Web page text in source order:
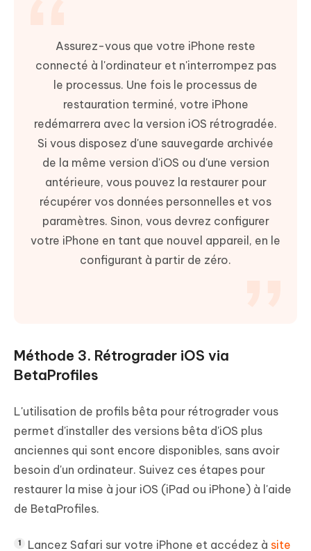
Assurez-vous que votre iPhone reste
connecté à l'ordinateur et n'interrompez pas
le processus. Une fois le processus de
restauration terminé, votre iPhone
redémarrera avec la version iOS rétrogradée.
Si vous disposez d'une sauvegarde archivée
de la même version d'iOS ou d'une version
antérieure, vous pouvez la restaurer pour
récupérer vos données personnelles et vos
paramètres. Sinon, vous devrez configurer
votre iPhone en tant que nouvel appareil, en le
configurant à partir de zéro.
Méthode 3. Rétrograder iOS via
BetaProfiles
L'utilisation de profils bêta pour rétrograder vous
permet d'installer des versions bêta d'iOS plus
anciennes qui sont encore disponibles, sans avoir
besoin d'un ordinateur. Suivez ces étapes pour
restaurer la mise à jour iOS (iPad ou iPhone) à l'aide
de BetaProfiles.
Lancez Safari sur votre iPhone et accédez à site